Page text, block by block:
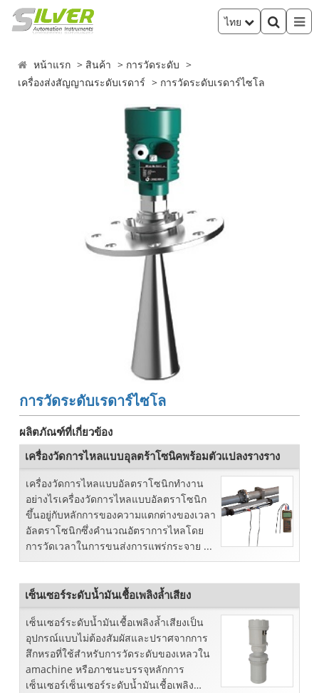
ไทย
หน้าแรก สินค้า
การวัดระดับ
เครื่องส่งสัญญาณระดับเรดาร์
การวัดระดับเรดาร์ไซโล
การวัดระดับเรดาร์ไซโล
ผลิตภัณฑ์ที่เกี่ยวข้อง
เครื่องวัดการไหลแบบอุลตร้าโซนิคพร้อมตัวแปลงรางราง
เครื่องวัดการไหลแบบอัลตราโซนิกทำงาน
อย่างไรเครื่องวัดการไหลแบบอัลตราโซนิก
ขึ้นอยู่กับหลักการของความแตกต่างของเวลา
อัลตราโซนิกซึ่งคำนวณอัตราการไหลโดย
การวัดเวลาในการขนส่งการแพร่กระจาย ...
เซ็นเซอร์ระดับน้ำมันเชื้อเพลิงล้ำเสียง
เซ็นเซอร์ระดับน้ำมันเชื้อเพลิงล้ำเสียงเป็น
อุปกรณ์แบบไม่ต้องสัมผัสและปราศจากการ
สึกหรอที่ใช้สำหรับการวัดระดับของเหลวใน
amachine หรือภาชนะบรรจุหลักการ
เซ็นเซอร์เซ็นเซอร์ระดับน้ำมันเชื้อเพลิง